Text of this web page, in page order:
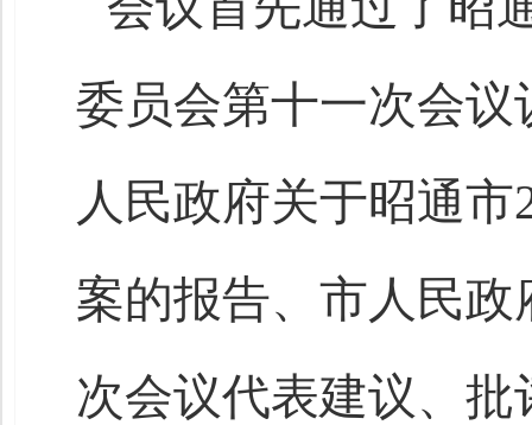
委员会第十一次会
人民政府关于昭通
案的报告、市人民
次会议代表建议、